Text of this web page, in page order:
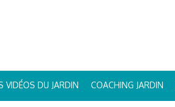
VIDÉOS DU JARDIN COACHING JARDIN